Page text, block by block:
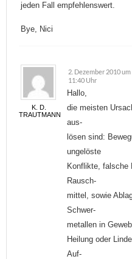
jeden Fall empfehlenswert.
Bye, Nici
K. D.
TRAUTMANN
2. Dezember 2010 um
11:40 Uhr
Hallo,
die meisten
aus-
lösen sind:
ungelöste
Konflikte, falsche
Rausch-
mittel, sowie
Schwer-
metallen in
Heilung oder
Auf-